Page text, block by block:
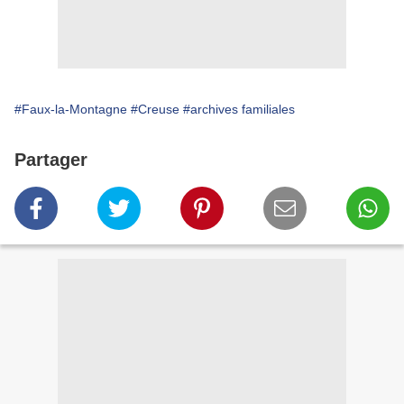
#Faux-la-Montagne #Creuse #archives familiales
Partager